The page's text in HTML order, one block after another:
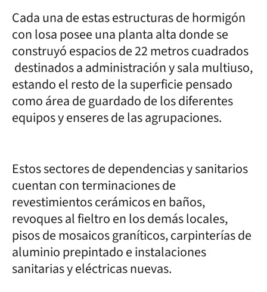
Cada una de estas estructuras de hormigón
con losa posee una planta alta donde se
construyó espacios de 22 metros cuadrados
destinados a administración y sala multiuso,
estando el resto de la superficie pensado
como área de guardado de los diferentes
equipos y enseres de las agrupaciones.
Estos sectores de dependencias y sanitarios
cuentan con terminaciones de
revestimientos cerámicos en baños,
revoques al fieltro en los demás locales,
pisos de mosaicos graníticos, carpinterías de
aluminio prepintado e instalaciones
sanitarias y eléctricas nuevas.